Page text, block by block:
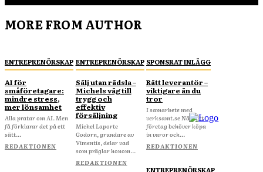
MORE FROM AUTHOR
ENTREPRENÖRSKAP
AI för
småföretagare:
mindre stress,
mer lönsamhet
Alla pratar om AI. Men
få förklarar det på ett
sätt...
REDAKTIONEN
ENTREPRENÖRSKAP
Sälj utan rädsla –
Michels väg till
trygg och
effektiv
försäljning
Michel Laporte
Godorn, grundare av
Vimentis, delar vad
som präglar honom...
REDAKTIONEN
SPONSRAT INLÄGG
Rätt leverantör –
viktigare än du
tror
I samarbete med
verksamt.se När ditt
företag behöver köpa
in varor och...
REDAKTIONEN
ENTREPRENÖRSKAP